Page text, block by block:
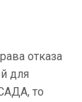
отказа
для
то